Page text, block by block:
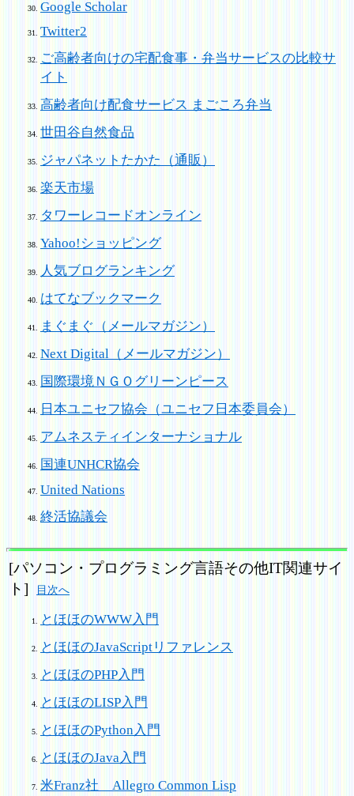
Google Scholar
Twitter2
ご高齢者向けの宅配食事・弁当サービスの比較サ
イト
高齢者向け配食サービス まごころ弁当
世田谷自然食品
ジャパネットたかた（通販）
楽天市場
タワーレコードオンライン
Yahoo!ショッピング
人気ブログランキング
はてなブックマーク
まぐまぐ（メールマガジン）
Next Digital（メールマガジン）
国際環境ＮＧＯグリーンピース
日本ユニセフ協会（ユニセフ日本委員会）
アムネスティインターナショナル
国連UNHCR協会
United Nations
終活協議会
[パソコン・プログラミング言語その他IT関連サイ
ト]
目次へ
とほほのWWW入門
とほほのJavaScriptリファレンス
とほほのPHP入門
とほほのLISP入門
とほほのPython入門
とほほのJava入門
米Franz社 Allegro Common Lisp